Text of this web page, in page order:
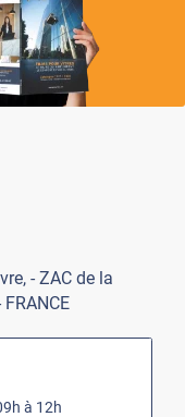
- ZAC de la
à 12h